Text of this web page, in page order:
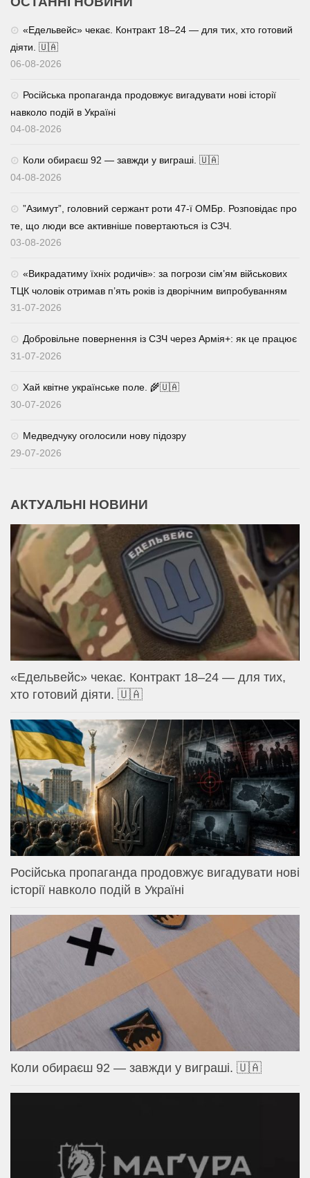
«Едельвейс» чекає. Контракт 18–24 — для тих, хто готовий
діяти. 🇺🇦
06-08-2026
Російська пропаганда продовжує вигадувати нові історії
навколо подій в Україні
04-08-2026
Коли обираєш 92 — завжди у виграші. 🇺🇦
04-08-2026
⁨”Азимут”, головний сержант роти 47-ї ОМБр. Розповідає про
те, що люди все активніше повертаються із СЗЧ.
03-08-2026
«Викрадатиму їхніх родичів»: за погрози сім’ям військових
ТЦК чоловік отримав п’ять років із дворічним випробуванням
31-07-2026
Добровільне повернення із СЗЧ через Армія+: як це працює
31-07-2026
Хай квітне українське поле. 🌾🇺🇦
30-07-2026
Медведчуку оголосили нову підозру
29-07-2026
АКТУАЛЬНІ НОВИНИ
«Едельвейс» чекає. Контракт 18–24 — для тих,
хто готовий діяти. 🇺🇦
Російська пропаганда продовжує вигадувати нові
історії навколо подій в Україні
Коли обираєш 92 — завжди у виграші. 🇺🇦